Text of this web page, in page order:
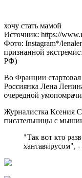
хочу стать мамой
Источник: https://
Фото: Instagram*/
признанной
РФ)
Во Франции
Россиянка Лена
очередной
Журналистка Ксения
писательницы с
"Так вот кто
хантавирусом", -